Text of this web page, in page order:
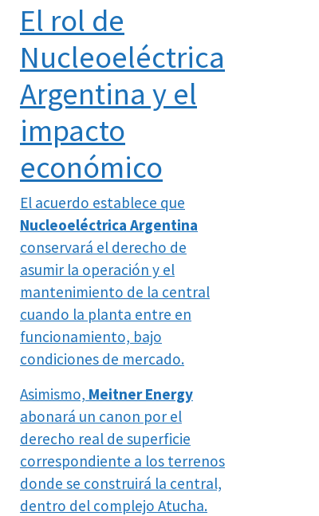
El rol de
Nucleoeléctrica
Argentina y el
impacto
económico
El acuerdo establece que
Nucleoeléctrica Argentina
conservará el derecho de
asumir la operación y el
mantenimiento de la central
cuando la planta entre en
funcionamiento, bajo
condiciones de mercado.
Asimismo, Meitner Energy
abonará un canon por el
derecho real de superficie
correspondiente a los terrenos
donde se construirá la central,
dentro del complejo Atucha.